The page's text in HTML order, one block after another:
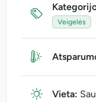
Veigelės
Vieta: